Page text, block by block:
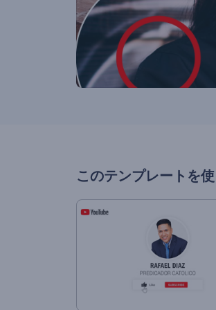
このテンプレートを